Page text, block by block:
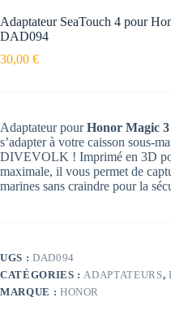
Adaptateur SeaTouch 4 pour
DAD094
30,00 €
Adaptateur pourHonor Magic
s’adapter à votre caisson sous-
DIVEVOLK ! Imprimé en 3D
maximale, il vous permet de
marines sans craindre pour la
UGS : DAD094
CATÉGORIES :ADAPTATEURS,
MARQUE : HONOR